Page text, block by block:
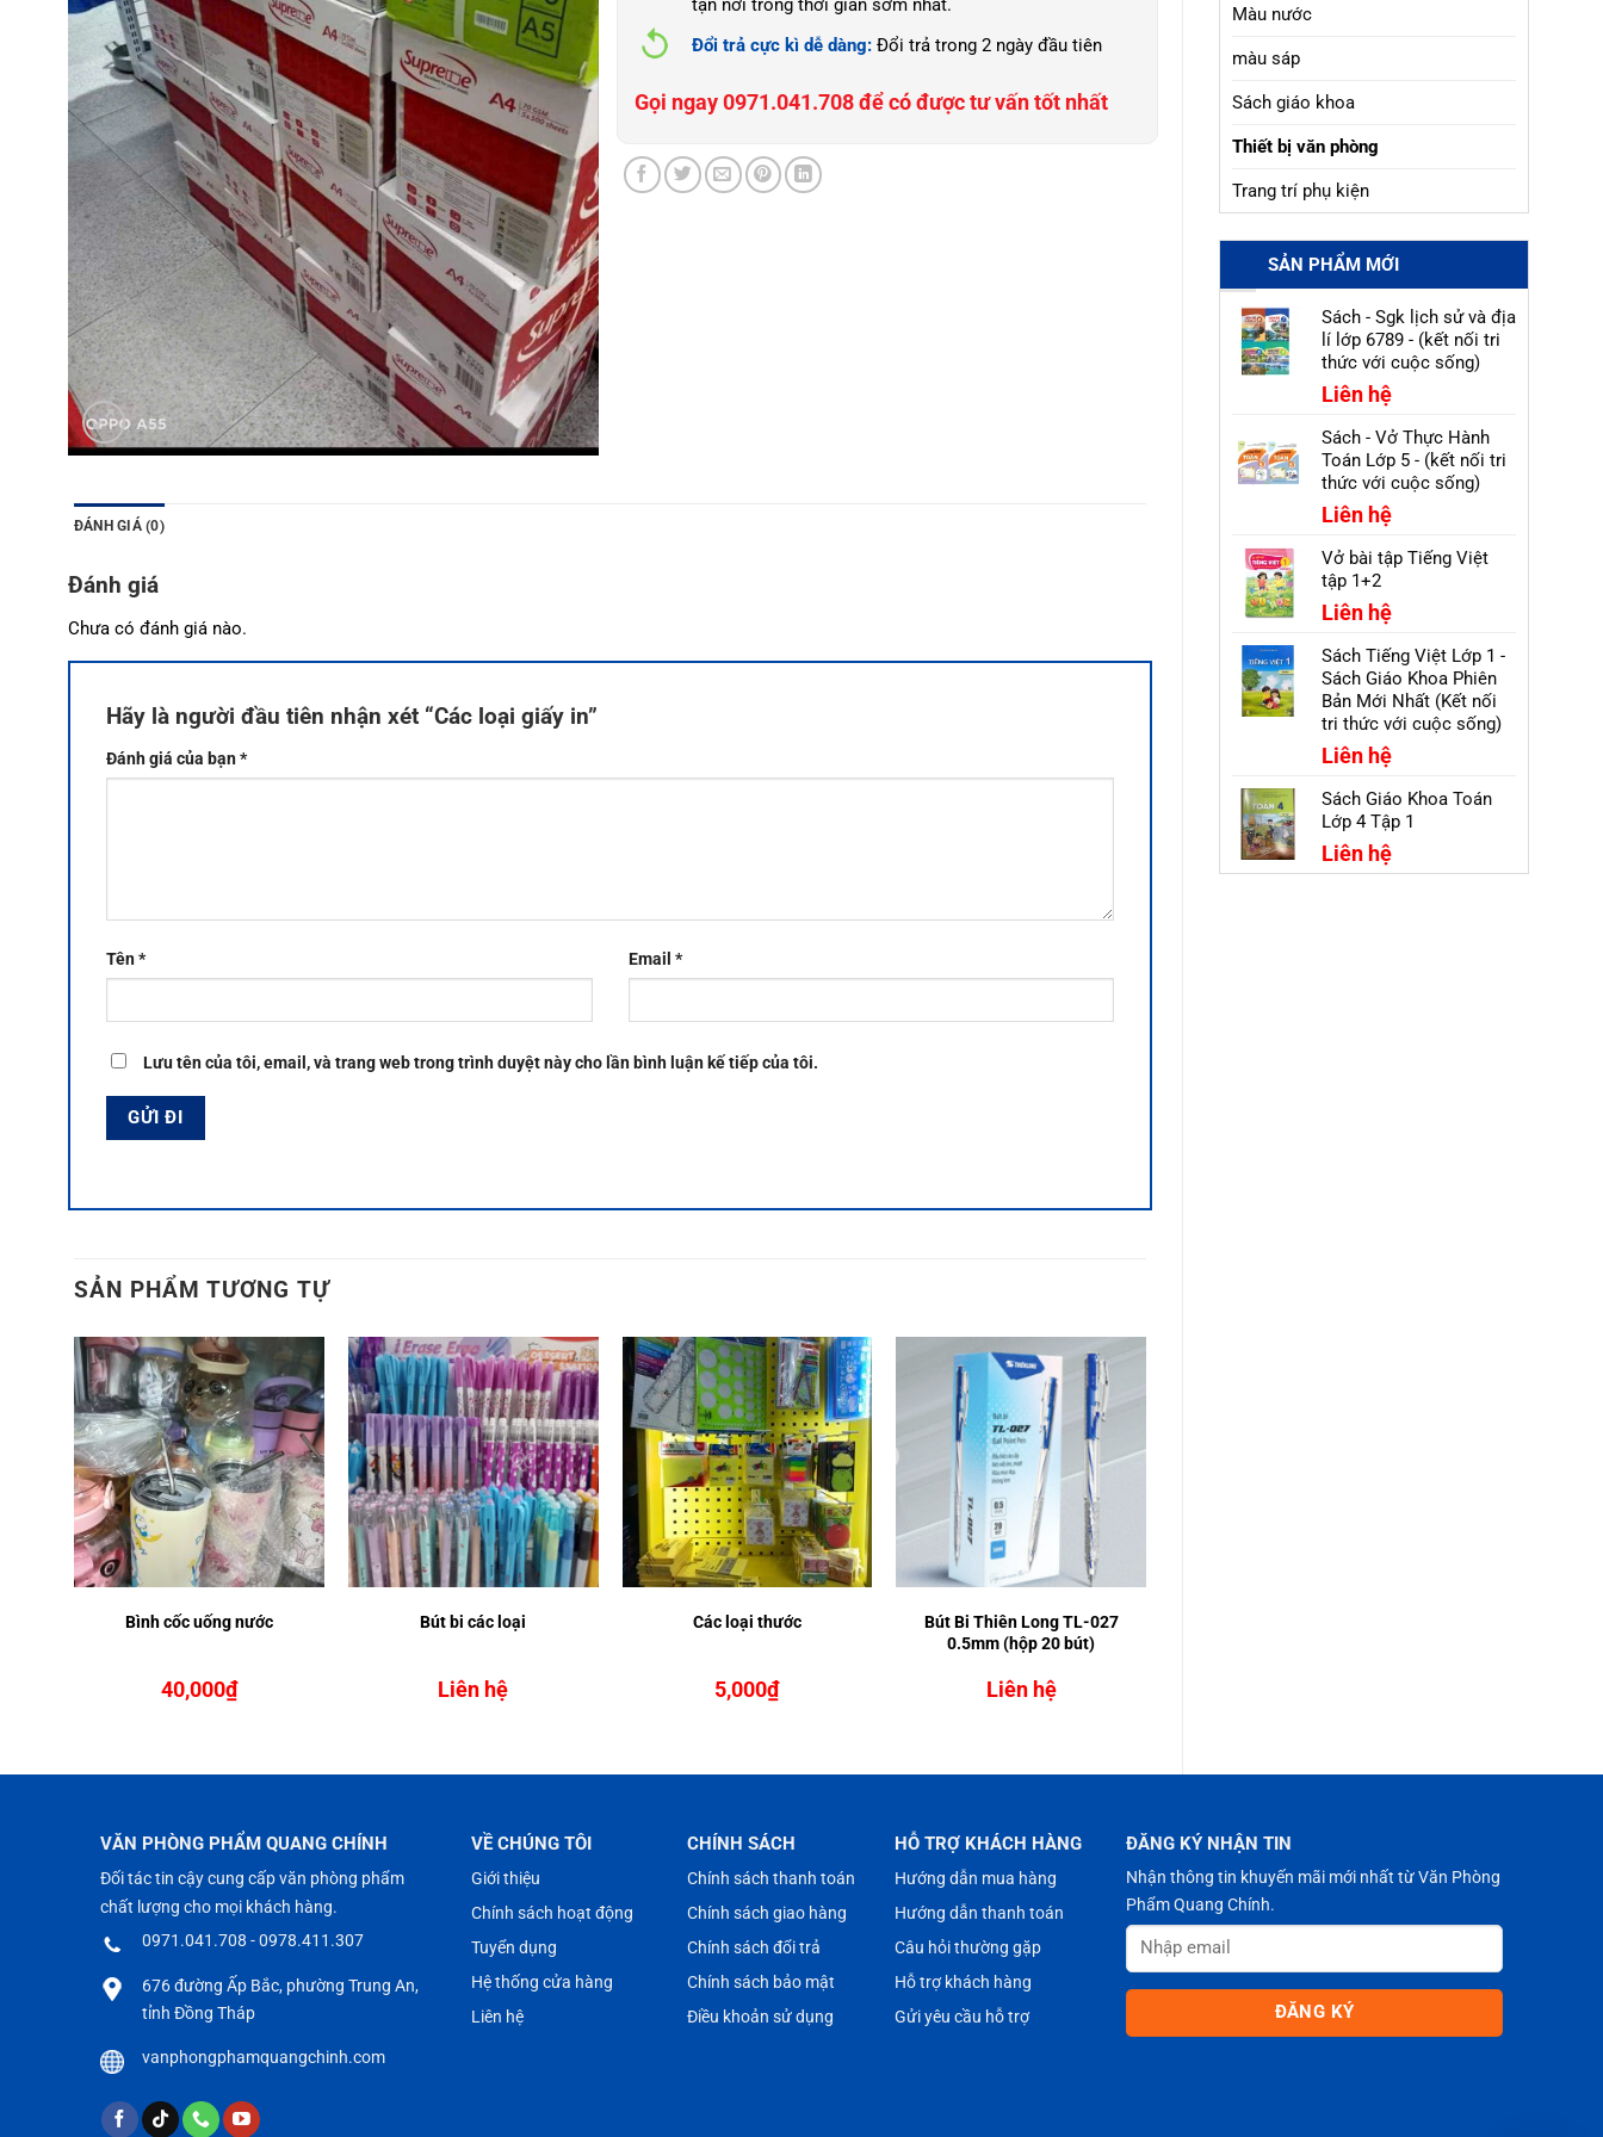
Màu nước
màu sáp
Sách giáo khoa
Thiết bị văn phòng
Trang trí phụ kiện
SẢN PHẨM MỚI
Sách - Sgk lịch sử và địa
lí lớp 6789 - (kết nối tri
thức với cuộc sống)
Liên hệ
Sách - Vở Thực Hành
Toán Lớp 5 - (kết nối tri
thức với cuộc sống)
Liên hệ
Vở bài tập Tiếng Việt
tập 1+2
Liên hệ
Sách Tiếng Việt Lớp 1 -
Sách Giáo Khoa Phiên
Bản Mới Nhất (Kết nối
tri thức với cuộc sống)
Liên hệ
Sách Giáo Khoa Toán
Lớp 4 Tập 1
Liên hệ
tận nơi trong thời gian sớm nhất.
Đổi trả cực kì dễ dàng:Đổi trả trong 2 ngày đầu tiên
Gọi ngay 0971.041.708 để có được tư vấn tốt nhất
ĐÁNH GIÁ (0)
Đánh giá
Chưa có đánh giá nào.
Hãy là người đầu tiên nhận xét “Các loại giấy in”
Đánh giá của bạn*
Tên* Email *
Lưu tên của tôi, email, và trang web trong trình duyệt này cho lần bình luận kế tiếp của tôi.
SẢN PHẨM TƯƠNG TỰ
Bình cốc uống nước
40,000₫
Bút bi các loại
Liên hệ
Các loại thước
5,000₫
Bút Bi Thiên Long TL-027
0.5mm (hộp 20 bút)
Liên hệ
VĂN PHÒNG PHẨM QUANG CHÍNH
Đối tác tin cậy cung cấp văn phòng phẩm
chất lượng cho mọi khách hàng.
0971.041.708 - 0978.411.307
676 đường Ấp Bắc, phường Trung An,
tỉnh Đồng Tháp
vanphongphamquangchinh.com
VỀ CHÚNG TÔI
Giới thiệu
Chính sách hoạt động
Tuyển dụng
Hệ thống cửa hàng
Liên hệ
CHÍNH SÁCH
Chính sách thanh toán
Chính sách giao hàng
Chính sách đổi trả
Chính sách bảo mật
Điều khoản sử dụng
HỖ TRỢ KHÁCH HÀNG
Hướng dẫn mua hàng
Hướng dẫn thanh toán
Câu hỏi thường gặp
Hỗ trợ khách hàng
Gửi yêu cầu hỗ trợ
ĐĂNG KÝ NHẬN TIN
Nhận thông tin khuyến mãi mới nhất từ Văn Phòng
Phẩm Quang Chính.